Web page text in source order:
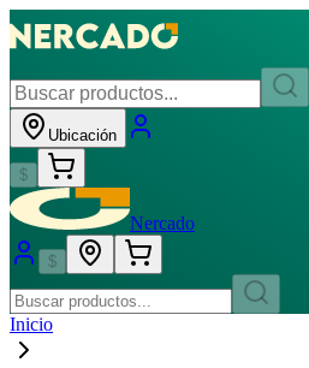
Ubicación
$
Nercado
$
Inicio